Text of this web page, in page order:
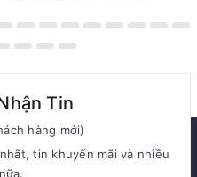
Tin
hàng mới)
tin khuyến mãi và nhiều